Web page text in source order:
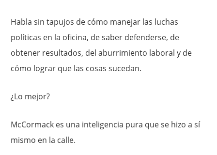
Habla sin tapujos de cómo manejar las luchas
políticas en la oficina, de saber defenderse, de
obtener resultados, del aburrimiento laboral y de
cómo lograr que las cosas sucedan.
¿Lo mejor?
McCormack es una inteligencia pura que se hizo a sí
mismo en la calle.